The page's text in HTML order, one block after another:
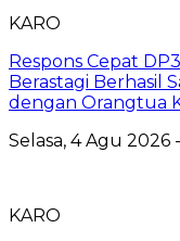
KARO
Respons Cepat
Berastagi Berhasil
dengan Orangtua
Selasa, 4 Agu 2026
KARO